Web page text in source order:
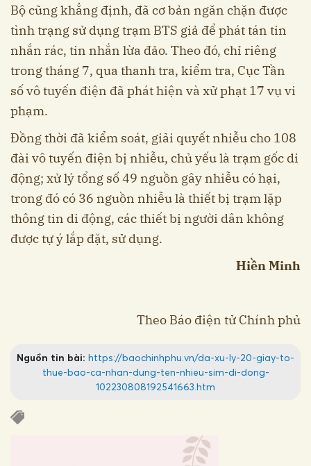
Bộ cũng khẳng định, đã cơ bản ngăn chặn được
tình trạng sử dụng trạm BTS giả để phát tán tin
nhắn rác, tin nhắn lừa đảo. Theo đó, chỉ riêng
trong tháng 7, qua thanh tra, kiểm tra, Cục Tần
số vô tuyến điện đã phát hiện và xử phạt 17 vụ vi
phạm.
Đồng thời đã kiểm soát, giải quyết nhiễu cho 108
đài vô tuyến điện bị nhiễu, chủ yếu là trạm gốc di
động; xử lý tổng số 49 nguồn gây nhiễu có hại,
trong đó có 36 nguồn nhiễu là thiết bị trạm lặp
thông tin di động, các thiết bị người dân không
được tự ý lắp đặt, sử dụng.
Hiền Minh
Theo Báo điện tử Chính phủ
Nguồn tin bài: https://baochinhphu.vn/da-xu-ly-20-giay-to-
thue-bao-ca-nhan-dung-ten-nhieu-sim-di-dong-
102230808192541663.htm